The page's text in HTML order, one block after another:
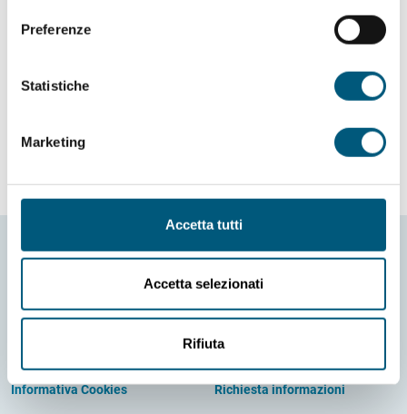
Preferenze
Statistiche
Marketing
Accetta tutti
Accetta selezionati
Rifiuta
Cellullare
Informativa Cookies Richiesta informazioni